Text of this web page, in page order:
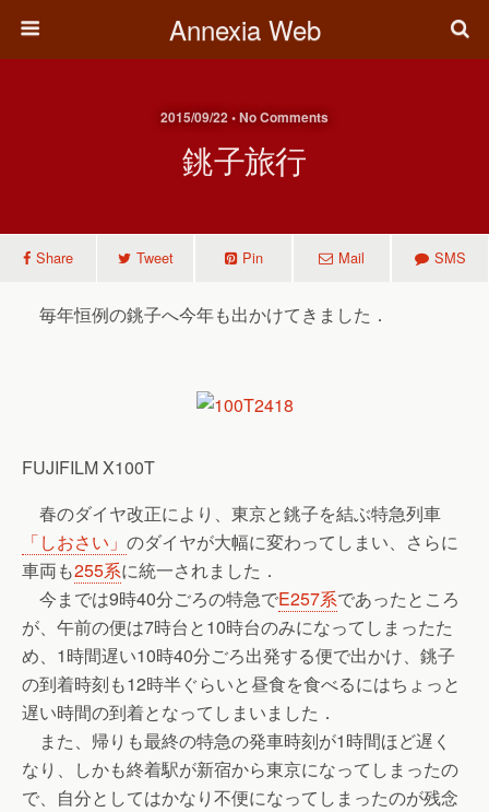
Annexia Web
2015/09/22 • No Comments
銚子旅行
Share Tweet Pin Mail SMS
毎年恒例の銚子へ今年も出かけてきました．
FUJIFILM X100T
春のダイヤ改正により、東京と銚子を結ぶ特急列車
「しおさい」 のダイヤが大幅に変わってしまい、さらに
車両も255系に統一されました．
今までは9時40分ごろの特急でE257系であったところ
が、午前の便は7時台と10時台のみになってしまったた
め、1時間遅い10時40分ごろ出発する便で出かけ、銚子
の到着時刻も12時半ぐらいと昼食を食べるにはちょっと
遅い時間の到着となってしまいました．
また、帰りも最終の特急の発車時刻が1時間ほど遅く
なり、しかも終着駅が新宿から東京になってしまったの
で、自分としてはかなり不便になってしまったのが残念